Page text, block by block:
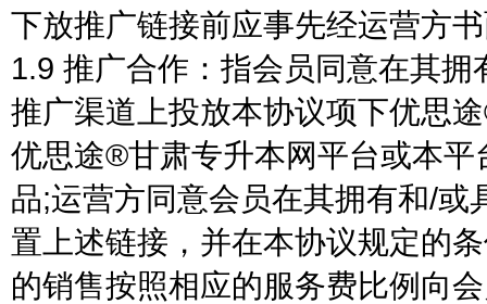
下放推广链接前应事先经运营方
1.9 推广合作：指会员同意在其
推广渠道上投放本协议项下优思
优思途®甘肃专升本网平台或本
品;运营方同意会员在其拥有和/
置上述链接，并在本协议规定的
的销售按照相应的服务费比例向